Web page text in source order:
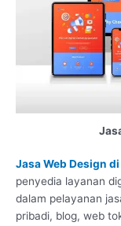
Jasa Web Design
penyedia layanan
dalam pelayanan
pribadi, blog, web